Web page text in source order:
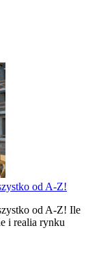
od A-Z!
od A-Z! Ile
i realia rynku